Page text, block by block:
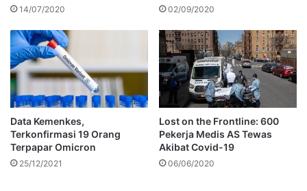
14/07/2020 02/09/2020
Data Kemenkes,
Terkonfirmasi 19 Orang
Terpapar Omicron
25/12/2021
Lost on the Frontline: 600
Pekerja Medis AS Tewas
Akibat Covid-19
06/06/2020